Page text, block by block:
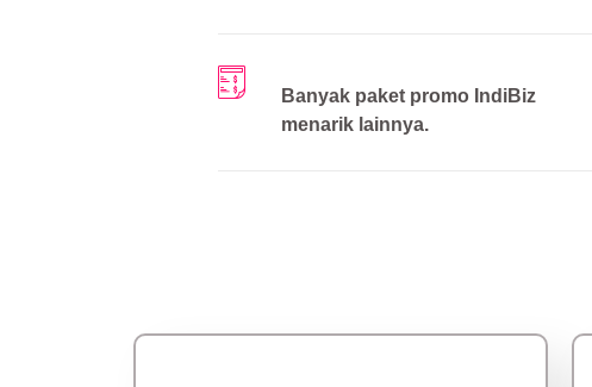
Banyak paket promo IndiBiz
menarik lainnya.